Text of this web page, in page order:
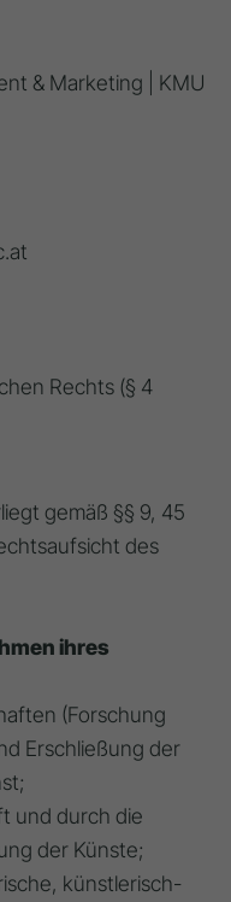
& Marketing | KMU
Rechts (§ 4
gemäß §§ 9, 45
des
ihres
(Forschung
Erschließung der
und durch die
der Künste;
künstlerisch-